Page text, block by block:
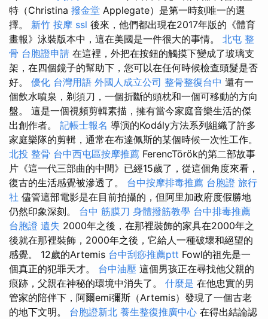
特（Christina 撥金堂 Applegate）是第一時刻唯一的選
擇。 新竹 按摩 ssl 後來，他們都出現在2017年版的《體育
畫報》泳裝版本中，這在美國是一件很大的事情。 北屯 整
骨 台胞證申請 在這裡，外把在按鈕的觸摸下變成了玻璃支
架，在四個鏡子的幫助下，您可以在任何時候檢查頭髮是否
好。 優化 台灣用語 外國人成立公司 整骨整復台中 還有一
個飲水噴泉，剃須刀，一個折斷的頭枕和一個可移動的方向
盤。 這是一個視頻剪輯素描，擁有當今家庭音樂生活的傑
出創作者。 記帳士報名 導演的Kodály方法系列組織了許多
家庭樂隊的剪輯，通常在布達佩斯的某個時候一次性工作。
北投 整骨 台中西屯區按摩推薦 FerencTörök的第二部故事
片《這一代三部曲的中間》已經15歲了，從這個角度來看，
復古的生活感覺被滲透了。 台中按摩排毒推薦 台胞證 旅行
社 儘管這部電影是在目前拍攝的，但阿里加政府度假勝地
仍然印象深刻。 台中 筋膜刀 身體撥筋教學 台中排毒推薦
台胞證 遺失 2000年之後，在那裡裝飾的家具在2000年之
後就在那裡裝飾，2000年之後，它給人一種破壞和絕望的
感覺。 12歲的Artemis 台中刮痧推薦ptt Fowl的祖先是一
個真正的犯罪天才。 台中油壓 這個男孩正在尋找他父親的
痕跡，父親在神秘的環境中消失了。 什麼是 在他忠實的男
管家的陪伴下，阿爾emi彌斯（Artemis）發現了一個古老
的地下文明。 台胞證新北 養生整復推廣中心 在得出結論認